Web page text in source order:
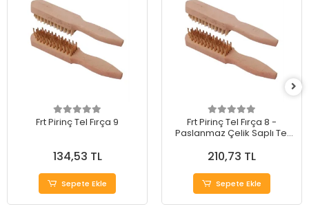
Frt Pirinç Tel Fırça 9
134,53 TL
Sepete Ekle
Frt Pirinç Tel Fırça 8 -
Paslanmaz Çelik Saplı Tel
210,73 TL
Sepete Ekle